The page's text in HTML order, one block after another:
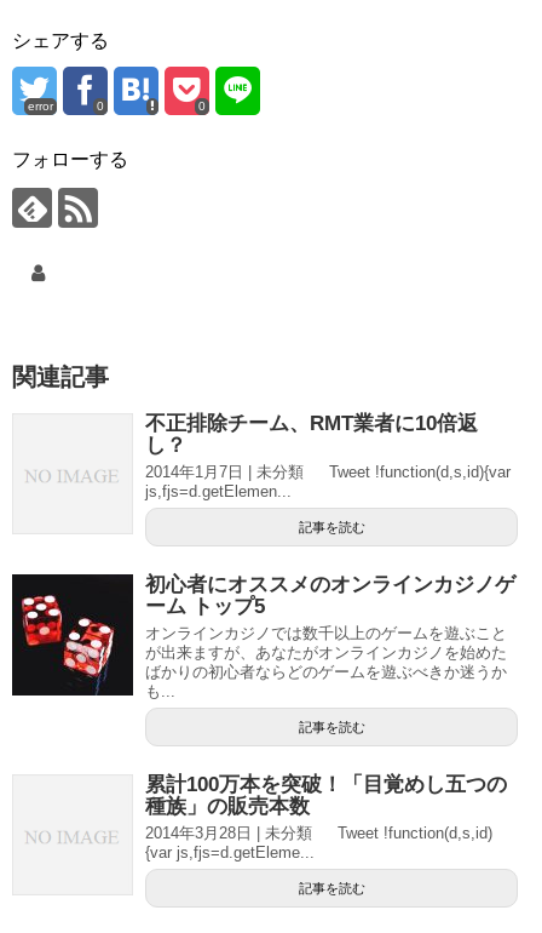
シェアする
error 0 0
フォローする
関連記事
不正排除チーム、RMT業者に10倍返
し？
2014年1月7日 | 未分類 Tweet !function(d,s,id){var
js,fjs=d.getElemen...
記事を読む
初心者にオススメのオンラインカジノゲ
ーム トップ5
オンラインカジノでは数千以上のゲームを遊ぶこと
が出来ますが、あなたがオンラインカジノを始めた
ばかりの初心者ならどのゲームを遊ぶべきか迷うか
も...
記事を読む
累計100万本を突破！「目覚めし五つの
種族」の販売本数
2014年3月28日 | 未分類 Tweet !function(d,s,id)
{var js,fjs=d.getEleme...
記事を読む